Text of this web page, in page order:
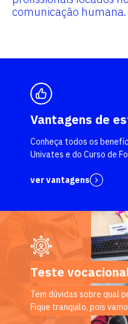
comunicação humana.
Vantagens de
Conheça todos os
Univates e do Curso de
ver vantagens
Teste
Tem dúvidas sobre qual
Fique tranquilo, pois